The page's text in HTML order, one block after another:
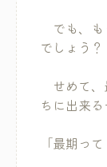
でも、も
でしょう？
せめて、
ちに出来
「最期って